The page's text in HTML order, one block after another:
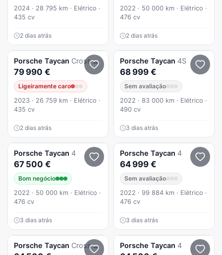
2024 · 28 795 km · Elétrico ·
435 cv
2 dias atrás
2022 · 50 000 km · Elétrico ·
476 cv
2 dias atrás
Porsche Taycan Cross Turismo
79 990 €
Ligeiramente caro
2023 · 26 759 km · Elétrico ·
435 cv
2 dias atrás
Porsche Taycan 4S
68 999 €
Sem avaliação
2022 · 83 000 km · Elétrico ·
490 cv
3 dias atrás
Porsche Taycan 4
67 500 €
Bom negócio
2022 · 50 000 km · Elétrico ·
476 cv
3 dias atrás
Porsche Taycan 4
64 999 €
Sem avaliação
2022 · 99 884 km · Elétrico ·
476 cv
3 dias atrás
Porsche Taycan Cross Turismo Porsche Taycan 4